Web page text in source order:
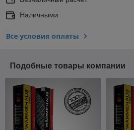
Наличными
Все условия оплаты
Подобные товары компании